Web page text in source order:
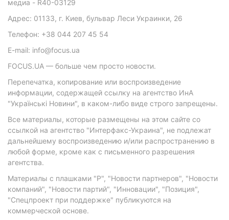
медиа - R40-03129
Адрес: 01133, г. Киев, бульвар Леси Украинки, 26
Телефон: +38 044 207 45 54
E-mail: info@focus.ua
FOCUS.UA — больше чем просто новости.
Перепечатка, копирование или воспроизведение
информации, содержащей ссылку на агентство ИнА
"Українські Новини", в каком-либо виде строго запрещены.
Все материалы, которые размещены на этом сайте со
ссылкой на агентство "Интерфакс-Украина", не подлежат
дальнейшему воспроизведению и/или распространению в
любой форме, кроме как с письменного разрешения
агентства.
Материалы с плашками "Р", "Новости партнеров", "Новости
компаний", "Новости партий", "Инновации", "Позиция",
"Спецпроект при поддержке" публикуются на
коммерческой основе.